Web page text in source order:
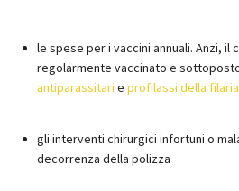
le spese per i vaccini annuali. Anzi, il
regolarmente vaccinato e
antiparassitari e profilassi della filaria
gli interventi chirurgici infortuni o
decorrenza della polizza